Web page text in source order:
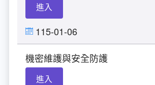
請願之處理結果及訴願之決定
公共工程採購契約
支付或接受補助金
性別宣導及文件下載
性別平等工作小組及會議紀錄
學習與分享
飛航服務回顧
檔案相關連結
廉政熱線
政風電子報
進入
115-01-06
機密維護與安全防護
進入